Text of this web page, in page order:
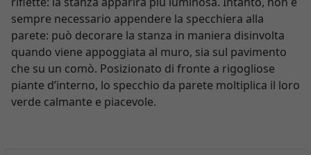
sempre necessario appendere la specchiera alla
parete: può decorare la stanza in maniera disinvolta
quando viene appoggiata al muro, sia sul pavimento
che su un comò. Posizionato di fronte a rigogliose
piante d’interno, lo specchio da parete moltiplica il loro
verde calmante e piacevole.